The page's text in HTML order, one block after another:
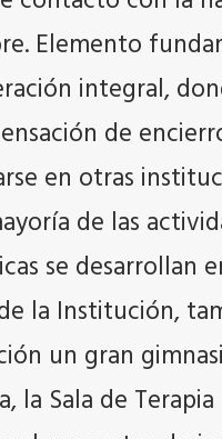
Elemento
integral,
de
en otras
de las
se desarrollan
la Institución,
un gran
la Sala de Terapia